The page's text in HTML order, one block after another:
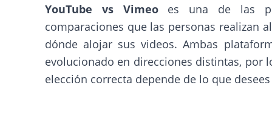
YouTube vs Vimeoes una de las
comparaciones que las personas realizan
dónde alojar sus videos. Ambas
evolucionado en direcciones distintas, por
elección correcta depende de lo que